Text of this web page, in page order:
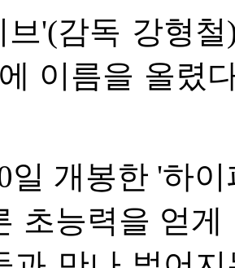
브'(감독 강형
이름을 올렸
일 개봉한 '하
초능력을 얻